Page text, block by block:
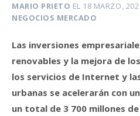
MARIO PRIETO EL 18 MARZO,
NEGOCIOS MERCADO
Las inversiones
renovables y la mejora de
los servicios de Internet y
urbanas se acelerarán con
un total de 3 700 millones